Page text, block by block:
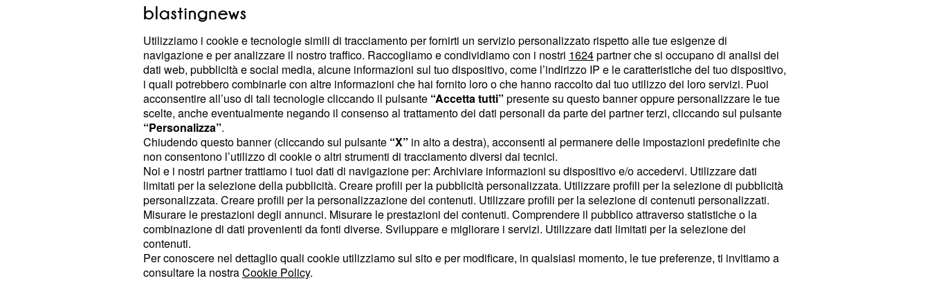
Per giugno il sogno dell'amministratore delegato Giuseppe
Marotta risponderebbe al nome diDiego Pablo Simeone.
Simeone in orbita Inter
Il futuro della panchina dell'Inter sembra avvolto nel mistero.
Simone Inzaghiè in bilico nonostante abbia ottenuto in
maniera inaspettata gli ottavi di finale di Champions League.
Il tecnico paga i risultati molto altalenanti in campionato, con
cinque sconfitte subite in tredici partite e ben diciannove reti
subite.
Per il futuro il sogno di Giuseppe Marotta èDiego Pablo
Simeone, che non ha mai nascosto il desiderio di sedersi
Utilizziamo i cookie e tecnologie simili di tracciamento per fornirti un servizio personalizzato rispetto alle tue esigenze di
navigazione e per analizzare il nostro traffico. Raccogliamo e condividiamo con i nostri 1624partner che si occupano di analisi dei
dati web, pubblicità e social media, alcune informazioni sul tuo dispositivo, come l’indirizzo IP e le caratteristiche del tuo dispositivo,
i quali potrebbero combinarle con altre informazioni che hai fornito loro o che hanno raccolto dal tuo utilizzo dei loro servizi. Puoi
acconsentire all’uso di tali tecnologie cliccando il pulsante “Accetta tutti” presente su questo banner oppure personalizzare le tue
scelte, anche eventualmente negando il consenso al trattamento dei dati personali da parte dei partner terzi, cliccando sul pulsante
“Personalizza”.
Chiudendo questo banner (cliccando sul pulsante “X” in alto a destra), acconsenti al permanere delle impostazioni predefinite che
non consentono l’utilizzo di cookie o altri strumenti di tracciamento diversi dai tecnici.
Noi e i nostri partner trattiamo i tuoi dati di navigazione per: Archiviare informazioni su dispositivo e/o accedervi. Utilizzare dati
limitati per la selezione della pubblicità. Creare profili per la pubblicità personalizzata. Utilizzare profili per la selezione di pubblicità
personalizzata. Creare profili per la personalizzazione dei contenuti. Utilizzare profili per la selezione di contenuti personalizzati.
Misurare le prestazioni degli annunci. Misurare le prestazioni dei contenuti. Comprendere il pubblico attraverso statistiche o la
combinazione di dati provenienti da fonti diverse. Sviluppare e migliorare i servizi. Utilizzare dati limitati per la selezione dei
contenuti.
Per conoscere nel dettaglio quali cookie utilizziamo sul sito e per modificare, in qualsiasi momento, le tue preferenze, ti invitiamo a
consultare la nostraCookie Policy.